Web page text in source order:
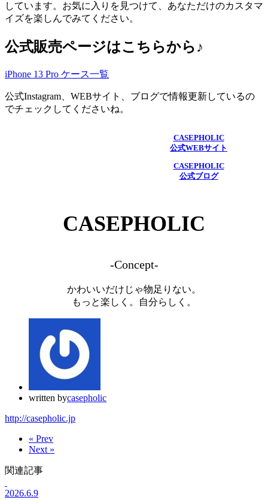
しています。お気に入りを見つけて、あなただけのカスタマ
イズを楽しんでみてください。
公式販売ページはこちらから♪
iPhone 13 Pro ケース一覧
公式Instagram、WEBサイト、ブログで情報更新しているの
でチェックしてくださいね。
CASEPHOLIC
公式WEBサイト
CASEPHOLIC
公式ブログ
CASEPHOLIC
-Concept-
かわいいだけじゃ物足りない。
もっと楽しく。自分らしく。
written bycasepholic
http://casepholic.jp
« Prev
Next »
関連記事
2026.6.9